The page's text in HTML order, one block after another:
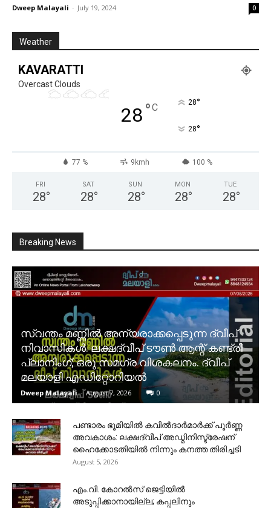
Dweep Malayali - July 19, 2024 0
Weather
KAVARATTI
Overcast Clouds
28°C 28°
28°
77 % 9kmh 100 %
FRI
28°
SAT
28°
SUN
28°
MON
28°
TUE
28°
Breaking News
സ്വന്തം മണ്ണിൽ അന്യരാക്കപ്പെടുന്ന ദ്വീപ്
നിവാസികൾ. ലക്ഷദ്വീപ് ടൗൺ ആന്റ് കണ്ട്രി
പ്ലാനിംഗ്; ഒരു സമഗ്ര വിശകലനം. ദ്വീപ്
മലയാളി എഡിറ്റോറിയൽ
Dweep Malayali - August 7, 2026 0
പണ്ടാരം ഭൂമിയിൽ കവിൽദാർമാർക്ക് പൂർണ്ണ
അവകാശം: ലക്ഷദ്വീപ് അഡ്മിനിസ്ട്രേഷന്
ഹൈക്കോടതിയിൽ നിന്നും കനത്ത തിരിച്ചടി
August 5, 2026
​എം.വി. കോറൽസ് ജെട്ടിയിൽ
അടുപ്പിക്കാനായില്ല; കപ്പലിനും